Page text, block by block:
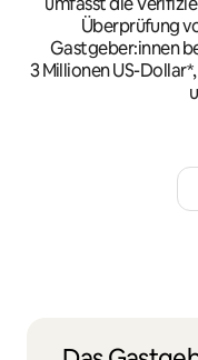
Überprüfung
Gastgeber:innen
3 Millionen US-